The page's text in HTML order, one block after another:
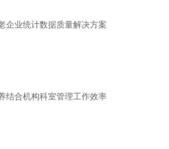
企业统计数据质量解决方案
结合机构科室管理工作效率